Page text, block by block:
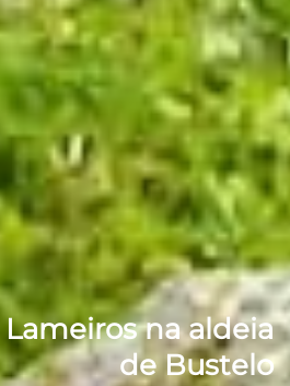
Lameiros na aldeia
de Bustelo